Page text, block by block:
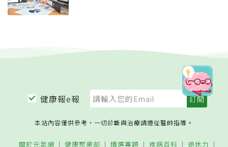
健康報e報
本站內容僅供參考，一切診斷與治療請遵從醫師指導。
關於元氣網 健康聚樂部 精選專題 疾病百科 退休力